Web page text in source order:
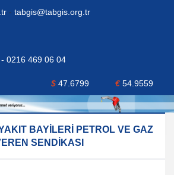
- tabgis@tabgis.org.tr
0216 469 06 04
$ 47.6799 €54.9559
BAYİLERİ PETROL VE GAZ
SENDİKASI